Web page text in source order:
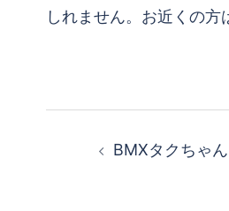
しれません。お近くの方
BMXタクちゃん